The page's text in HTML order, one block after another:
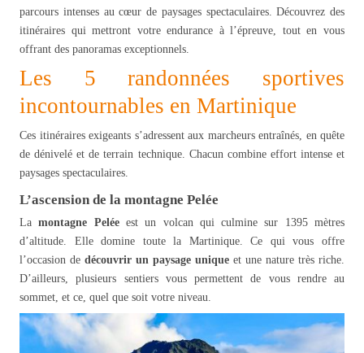
parcours intenses au cœur de paysages spectaculaires. Découvrez des
itinéraires qui mettront votre endurance à l’épreuve, tout en vous
offrant des panoramas exceptionnels.
Les 5 randonnées sportives
incontournables en Martinique
Ces itinéraires exigeants s’adressent aux marcheurs entraînés, en quête
de dénivelé et de terrain technique. Chacun combine effort intense et
paysages spectaculaires.
L’ascension de la montagne Pelée
Lamontagne Peléeest un volcan qui culmine sur 1395 mètres
d’altitude. Elle domine toute la Martinique. Ce qui vous offre
l’occasion de découvrir un paysage unique et une nature très riche.
D’ailleurs, plusieurs sentiers vous permettent de vous rendre au
sommet, et ce, quel que soit votre niveau.